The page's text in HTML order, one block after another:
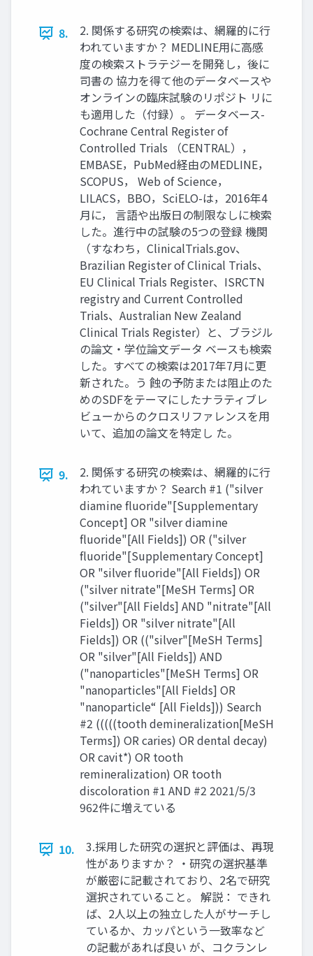
8.
2. 関係する研究の検索は、網羅的に行
われていますか？ MEDLINE用に高感
度の検索ストラテジーを開発し，後に
司書の 協力を得て他のデータベースや
オンラインの臨床試験のリポジト リに
も適用した（付録）。 データベース-
Cochrane Central Register of
Controlled Trials （CENTRAL），
EMBASE，PubMed経由のMEDLINE，
SCOPUS， Web of Science，
LILACS，BBO，SciELO-は，2016年4
月に， 言語や出版日の制限なしに検索
した。進行中の試験の5つの登録 機関
（すなわち，ClinicalTrials.gov、
Brazilian Register of Clinical Trials、
EU Clinical Trials Register、ISRCTN
registry and Current Controlled
Trials、Australian New Zealand
Clinical Trials Register）と、ブラジル
の論文・学位論文データ ベースも検索
した。すべての検索は2017年7月に更
新された。う 蝕の予防または阻止のた
めのSDFをテーマにしたナラティブレ
ビューからのクロスリファレンスを用
いて、追加の論文を特定し た。
9.
2. 関係する研究の検索は、網羅的に行
われていますか？ Search #1 ("silver
diamine fluoride"[Supplementary
Concept] OR "silver diamine
fluoride"[All Fields]) OR ("silver
fluoride"[Supplementary Concept]
OR "silver fluoride"[All Fields]) OR
("silver nitrate"[MeSH Terms] OR
("silver"[All Fields] AND "nitrate"[All
Fields]) OR "silver nitrate"[All
Fields]) OR (("silver"[MeSH Terms]
OR "silver"[All Fields]) AND
("nanoparticles"[MeSH Terms] OR
"nanoparticles"[All Fields] OR
"nanoparticle“ [All Fields])) Search
#2 (((((tooth demineralization[MeSH
Terms]) OR caries) OR dental decay)
OR cavit*) OR tooth
remineralization) OR tooth
discoloration #1 AND #2 2021/5/3
962件に増えている
10.
3.採用した研究の選択と評価は、再現
性がありますか？ ・研究の選択基準
が厳密に記載されており、2名で研究
選択されていること。 解説： できれ
ば、2人以上の独立した人がサーチし
ているか、カッパという一致率など
の記載があれば良い が、コクランレ